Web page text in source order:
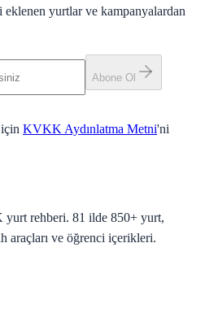
yurtlar ve kampanyalardan
Abone Ol
KVKK Aydınlatma Metni'ni
rehberi. 81 ilde 850+ yurt,
araçları ve öğrenci içerikleri.